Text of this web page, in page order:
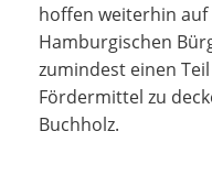
hoffen weiterhin
Hamburgischen
zumindest einen
Fördermittel zu
Buchholz.